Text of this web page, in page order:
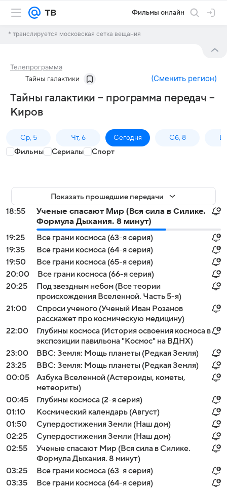
Фильмы онлайн
* транслируется московская сетка вещания
Телепрограмма
Тайны галактики (Сменить регион)
Тайны галактики – программа передач –
Киров
Ср, 5 Чт, 6 Сегодня Сб, 8
Фильмы Сериалы Спорт
Показать прошедшие передачи
18:55
Ученые спасают Мир (Вся сила в Силике.
Формула Дыхания. 8 минут)
19:25
Все грани космоса (63-я серия)
19:35
Все грани космоса (64-я серия)
19:50
Все грани космоса (65-я серия)
20:00
Все грани космоса (66-я серия)
20:25
Под звездным небом (Все теории
происхождения Вселенной. Часть 5-я)
21:00
Спроси ученого (Ученый Иван Розанов
расскажет про космическую медицину)
22:00
Глубины космоса (История освоения космоса в
экспозиции павильона "Космос" на ВДНХ)
23:00
BBC: Земля: Мощь планеты (Редкая Земля)
23:25
BBC: Земля: Мощь планеты (Редкая Земля)
00:05
Азбука Вселенной (Астероиды, кометы,
метеориты)
00:45
Глубины космоса (2-я серия)
01:10
Космический календарь (Август)
01:50
Супердостижения Земли (Наш дом)
02:25
Супердостижения Земли (Наш дом)
02:55
Ученые спасают Мир (Вся сила в Силике.
Формула Дыхания. 8 минут)
03:25
Все грани космоса (63-я серия)
03:35
Все грани космоса (64-я серия)